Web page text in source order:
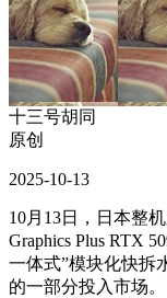
十三号胡同
原创
2025-10-13
10月13日，日本整
Graphics Plus RTX
一体式”模块化快拆
的一部分投入市场。